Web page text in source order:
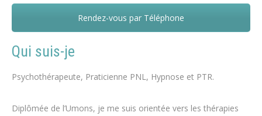
Melina Castiaux – Marcinelle – Binche
Qui suis-je
Psychothérapeute, Praticienne PNL, Hypnose et PTR.
Diplômée de l’Umons, je me suis orientée vers les thérapies
Rendez-vous par Téléphone